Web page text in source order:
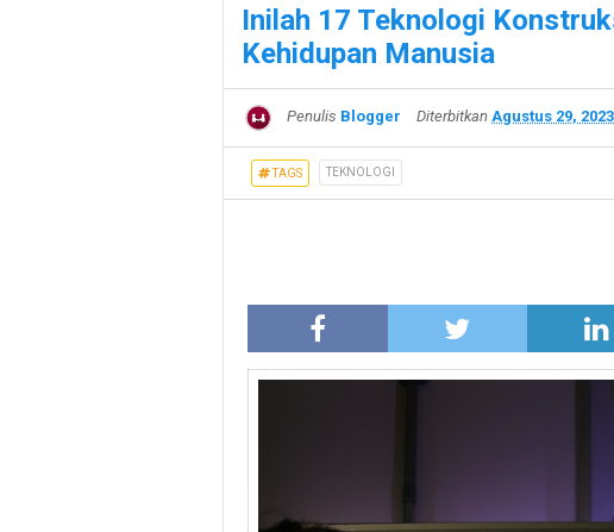
Inilah 17 Teknologi
Kehidupan Manusia
Penulis Blogger Diterbitkan Agustus 29, 2023
TAGS TEKNOLOGI